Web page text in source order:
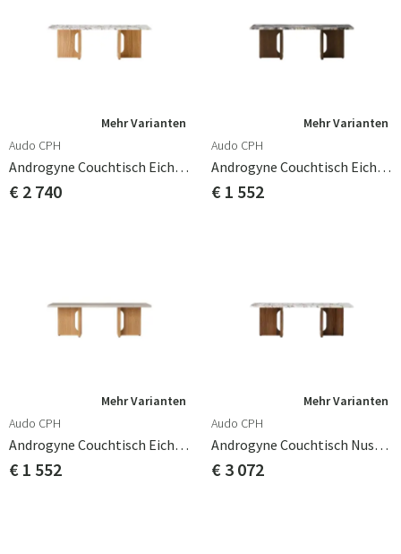
Mehr Varianten
Audo CPH
Androgyne Couchtisch Eiche/Marmor Calacatta Viola
€ 2 740
Mehr Varianten
Audo CPH
Androgyne Couchtisch Eiche/Marmor Grau Galaxy
€ 1 552
Mehr Varianten
Audo CPH
Androgyne Couchtisch Eiche/Stein Kunis Breccia
€ 1 552
Mehr Varianten
Audo CPH
Androgyne Couchtisch Nussbaum/Calacatta Viola Marmor
€ 3 072